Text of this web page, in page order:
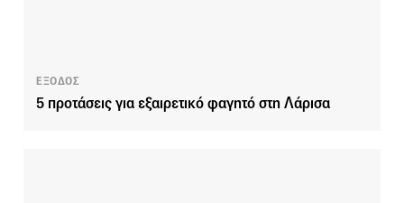
ΕΞΟΔΟΣ
5 προτάσεις για εξαιρετικό φαγητό στη Λάρισα